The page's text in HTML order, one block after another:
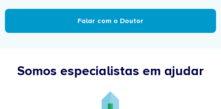
Falar com o Doutor
Somos especialistas em ajudar